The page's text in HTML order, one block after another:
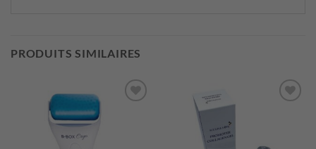
PRODUITS SIMILAIRES